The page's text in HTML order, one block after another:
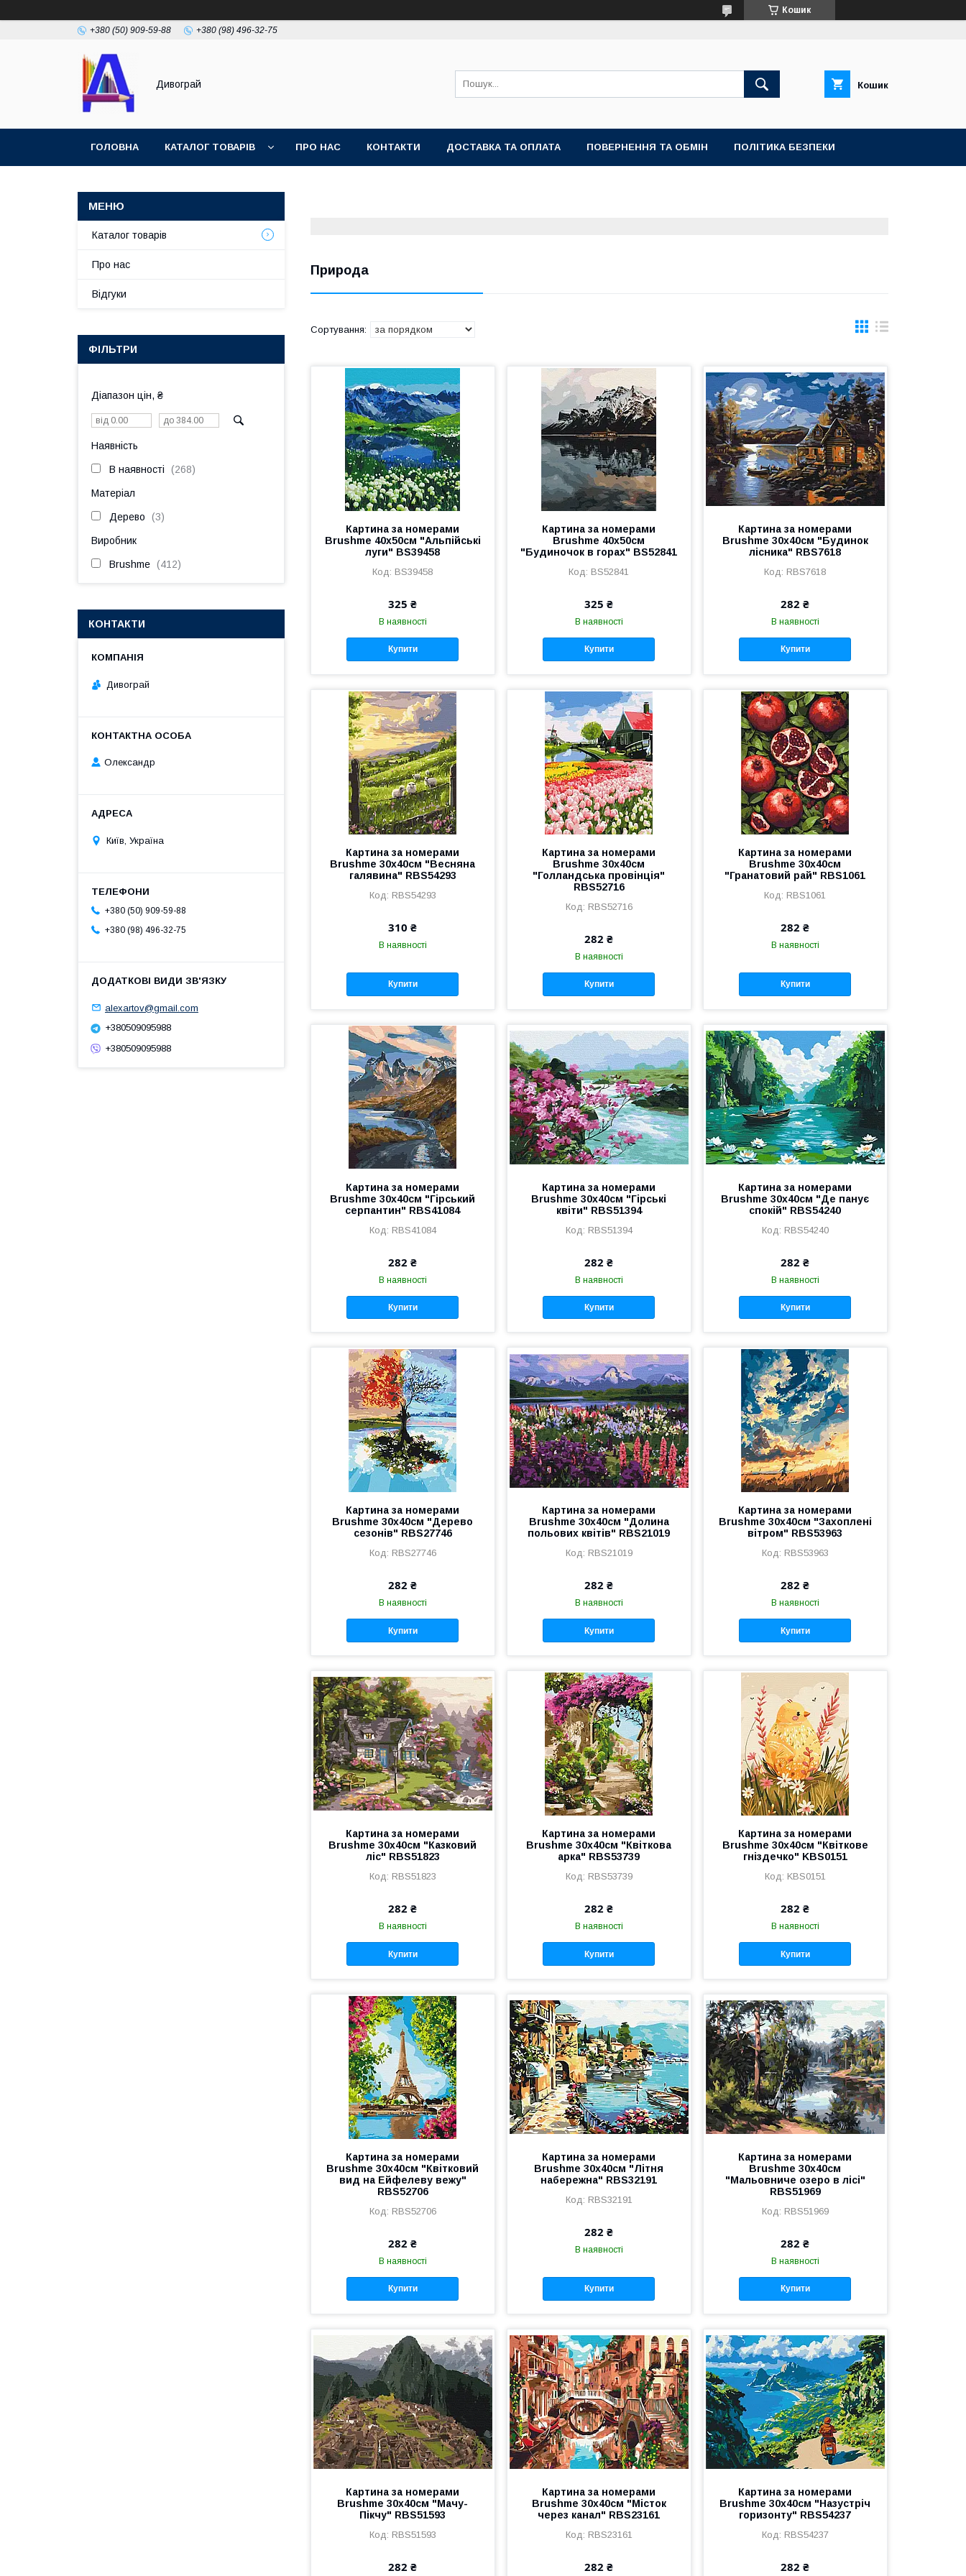
Кошик
+380 (50) 909-59-88 +380 (98) 496-32-75
Дивограй Кошик
ГОЛОВНА КАТАЛОГ ТОВАРІВ ПРО НАС КОНТАКТИ ДОСТАВКА ТА ОПЛАТА ПОВЕРНЕННЯ ТА ОБМІН ПОЛІТИКА БЕЗПЕКИ
Природа
Картина за номерами
Brushme 40x50см "Альпійські
луги" BS39458
BS39458
325 ₴
В наявності
Купити
Картина за номерами
Brushme 40x50см
"Будиночок в горах" BS52841
BS52841
325 ₴
В наявності
Купити
Картина за номерами
Brushme 30x40см "Будинок
лісника" RBS7618
RBS7618
282 ₴
В наявності
Купити
Картина за номерами
Brushme 30x40см "Весняна
галявина" RBS54293
RBS54293
310 ₴
В наявності
Купити
Картина за номерами
Brushme 30x40см
"Голландська провінція"
RBS52716
RBS52716
282 ₴
В наявності
Купити
Картина за номерами
Brushme 30x40см
"Гранатовий рай" RBS1061
RBS1061
282 ₴
В наявності
Купити
Картина за номерами
Brushme 30x40см "Гірський
серпантин" RBS41084
RBS41084
282 ₴
В наявності
Купити
Картина за номерами
Brushme 30x40см "Гірські
квіти" RBS51394
RBS51394
282 ₴
В наявності
Купити
Картина за номерами
Brushme 30x40см "Де панує
спокій" RBS54240
RBS54240
282 ₴
В наявності
Купити
Картина за номерами
Brushme 30x40см "Дерево
сезонів" RBS27746
RBS27746
282 ₴
В наявності
Купити
Картина за номерами
Brushme 30x40см "Долина
польових квітів" RBS21019
RBS21019
282 ₴
В наявності
Купити
Картина за номерами
Brushme 30x40см "Захоплені
вітром" RBS53963
RBS53963
282 ₴
В наявності
Купити
Картина за номерами
Brushme 30x40см "Казковий
ліс" RBS51823
RBS51823
282 ₴
В наявності
Купити
Картина за номерами
Brushme 30x40см "Квіткова
арка" RBS53739
RBS53739
282 ₴
В наявності
Купити
Картина за номерами
Brushme 30x40см "Квіткове
гніздечко" KBS0151
KBS0151
282 ₴
В наявності
Купити
Картина за номерами
Brushme 30x40см "Квітковий
вид на Ейфелеву вежу"
RBS52706
RBS52706
282 ₴
В наявності
Купити
Картина за номерами
Brushme 30x40см "Літня
набережна" RBS32191
RBS32191
282 ₴
В наявності
Купити
Картина за номерами
Brushme 30x40см
"Мальовниче озеро в лісі"
RBS51969
RBS51969
282 ₴
В наявності
Купити
Картина за номерами
Brushme 30x40см "Мачу-
Пікчу" RBS51593
RBS51593
282 ₴
Картина за номерами
Brushme 30x40см "Місток
через канал" RBS23161
RBS23161
282 ₴
Картина за номерами
Brushme 30x40см "Назустріч
горизонту" RBS54237
RBS54237
282 ₴
Каталог товарів
Про нас
Відгуки
ФІЛЬТРИ
Діапазон цін, ₴
Наявність
В наявності 268
Матеріал
Дерево 3
Виробник
Brushme 412
КОНТАКТИ
Дивограй
Олександр
Київ, Україна
+380 (50) 909-59-88
+380 (98) 496-32-75
alexartov@gmail.com
+380509095988
+380509095988